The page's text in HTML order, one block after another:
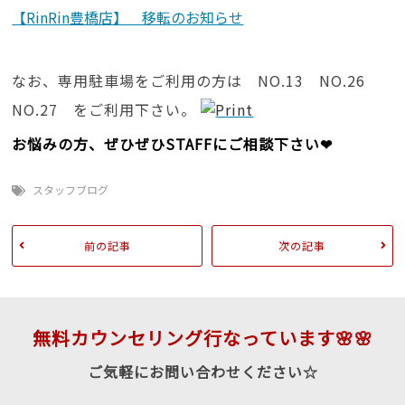
【RinRin豊橋店】 移転のお知らせ
なお、専用駐車場をご利用の方は NO.13 NO.26
NO.27 をご利用下さい。
お悩みの方、ぜひぜひSTAFFにご相談下さい❤
スタッフブログ
前の記事 次の記事
無料カウンセリング行なっています🌸🌸
ご気軽にお問い合わせください☆